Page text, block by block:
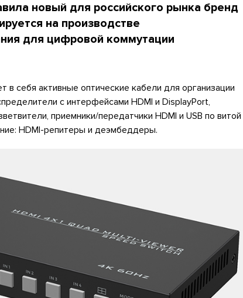
новый для российского рынка бренд
на производстве
для цифровой коммутации
себя активные оптические кабели для организации
с интерфейсами HDMI и DisplayPort,
приемники/передатчики HDMI и USB по витой
HDMI-репитеры и деэмбеддеры.